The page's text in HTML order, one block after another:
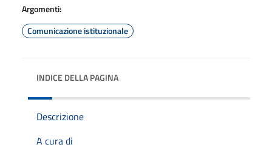
Argomenti:
Comunicazione istituzionale
INDICE DELLA PAGINA
Descrizione
A cura di